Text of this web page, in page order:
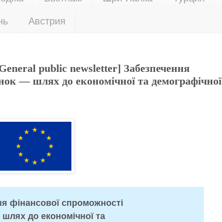
Австрия
public newsletter] Забезпечення
— шлях до економічної та демографічної
фінансової спроможності
до економічної та